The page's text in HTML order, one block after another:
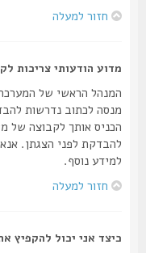
חזור למעלה
מדוע הודעותי צריכות לקבל
המנהל הראשי של המערכת
מנסה לכתוב נדרשות להבדק
הכניס אותך לקבוצה של
להבדקת לפני הצגתן. אנא
למידע נוסף.
חזור למעלה
כיצד אני יכול להקפיץ את